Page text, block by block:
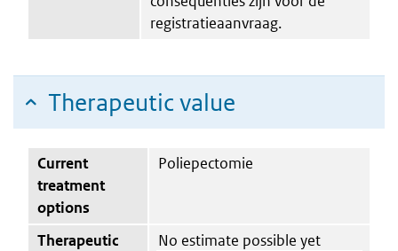
registratieaanvraag.
Therapeutic value
Current
treatment
options
Poliepectomie
Therapeutic
No estimate possible yet